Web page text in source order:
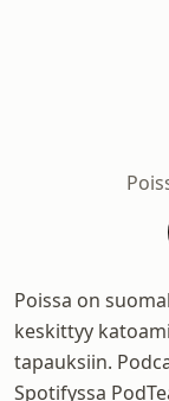
Poissa on
keskittyy
tapauksiin.
Spotifyssa